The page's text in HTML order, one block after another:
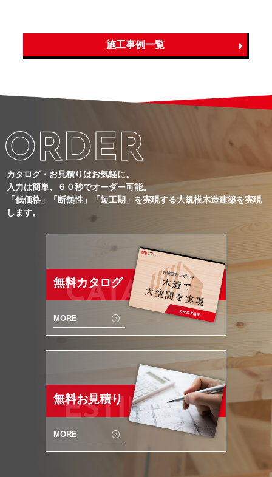
施工事例一覧
カタログ・お見積りはお気軽に。
入力は簡単、６０秒でオーダー可能。
「低価格」「断熱性」「短工期」を実現する大規模木造建築を実現
します。
CATALOG
無料カタログ
MORE
ESTIMATE
無料お見積り
MORE